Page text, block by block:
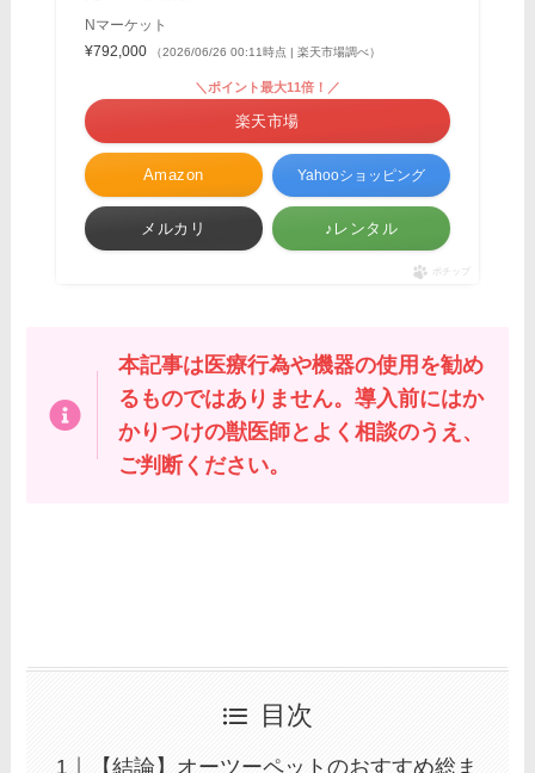
Nマーケット
¥792,000
（2026/06/26 00:11時点 | 楽天市場調べ）
Amazon
＼ポイント最大11倍！／
楽天市場
Yahooショッピング
メルカリ ♪レンタル
ポチップ
本記事は医療行為や機器の使用を勧め
るものではありません。導入前にはか
かりつけの獣医師とよく相談のうえ、
ご判断ください。
目次
【結論】オーツーペットのおすすめ総ま